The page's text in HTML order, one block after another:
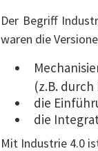
Der Begriff
waren die
(z.B.
die
die
Mit Industrie 4.0